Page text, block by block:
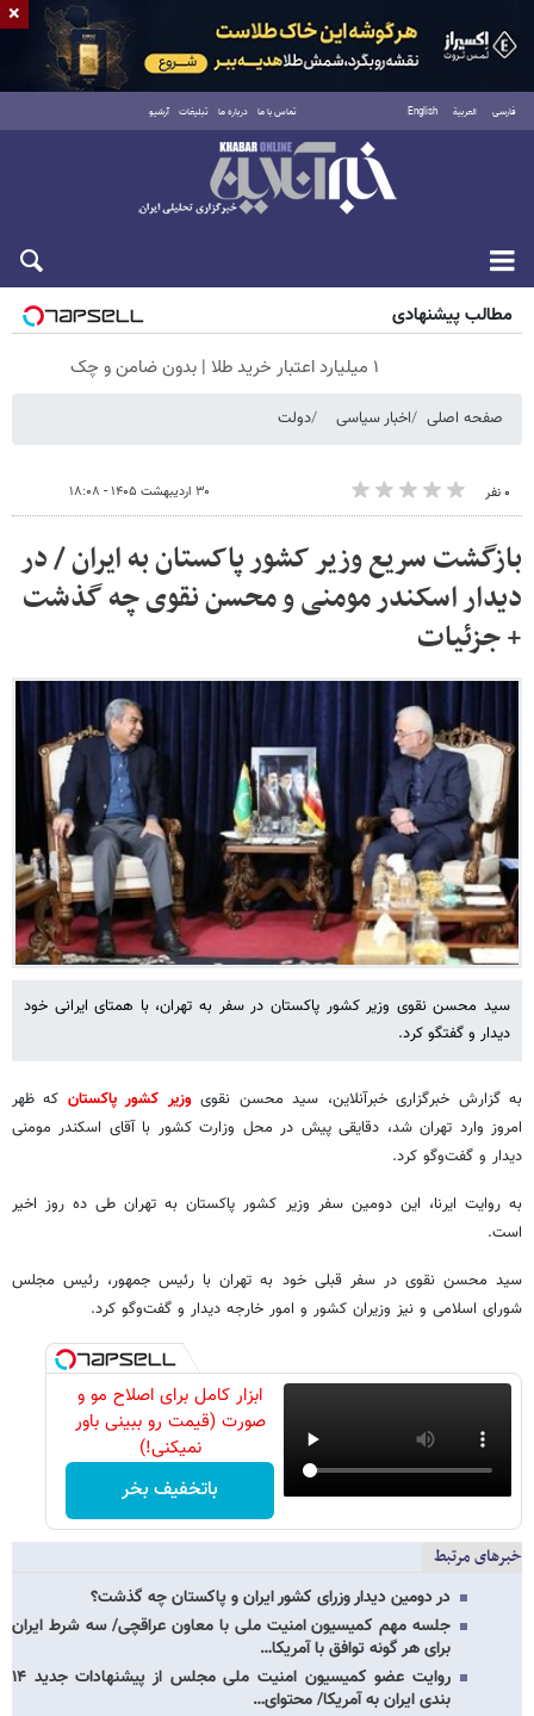
فارسی العربية English تماس با ما درباره ما تبلیغات آرشیو
پنجشنبه ۱۵ مرداد ۱۴۰۵
مطالب پیشنهادی
۱ میلیارد اعتبار خرید طلا | بدون ضامن و چک
صفحه اصلی اخبار سیاسی دولت
۰ نفر ۳۰ اردیبهشت ۱۴۰۵ - ۱۸:۰۸
بازگشت سریع وزیر کشور پاکستان به ایران / در
دیدار اسکندر مومنی و محسن نقوی چه گذشت
+ جزئیات
سید محسن نقوی وزیر کشور پاکستان در سفر به تهران، با همتای ایرانی خود
دیدار و گفتگو کرد.
به گزارش خبرگزاری خبرآنلاین، سید محسن نقویوزیر کشور پاکستان که ظهر
امروز وارد تهران شد، دقایقی پیش در محل وزارت کشور با آقای اسکندر مومنی
دیدار و گفت‌وگو کرد.
به روایت ایرنا، این دومین سفر وزیر کشور پاکستان به تهران طی ده روز اخیر
است.
سید محسن نقوی در سفر قبلی خود به تهران با رئیس جمهور، رئیس مجلس
شورای اسلامی و نیز وزیران کشور و امور خارجه دیدار و گفت‌وگو کرد.
ابزار کامل برای اصلاح مو و
صورت (قیمت رو ببینی باور
نمیکنی!)
باتخفیف بخر
خبرهای مرتبط
در دومین دیدار وزرای کشور ایران و پاکستان چه گذشت؟
جلسه مهم کمیسیون امنیت ملی با معاون عراقچی/ سه شرط ایران
برای هر گونه توافق با آمریکا…
روایت عضو کمیسیون امنیت ملی مجلس از پیشنهادات جدید ۱۴
بندی ایران به آمریکا/ محتوای…
×